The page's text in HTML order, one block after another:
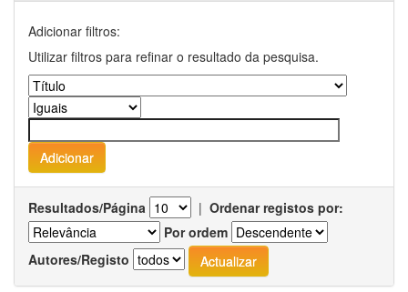
Adicionar filtros:
Utilizar filtros para refinar o resultado da pesquisa.
Resultados/Página | Ordenar registos por:
Por ordem
Autores/Registo